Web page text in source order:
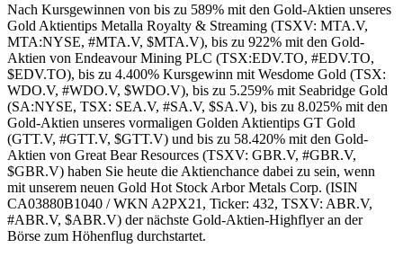
Nach Kursgewinnen von bis zu 589% mit den Gold-Aktien unseres
Gold Aktientips Metalla Royalty & Streaming (TSXV: MTA.V,
MTA:NYSE, #MTA.V, $MTA.V), bis zu 922% mit den Gold-
Aktien von Endeavour Mining PLC (TSX:EDV.TO, #EDV.TO,
$EDV.TO), bis zu 4.400% Kursgewinn mit Wesdome Gold (TSX:
WDO.V, #WDO.V, $WDO.V), bis zu 5.259% mit Seabridge Gold
(SA:NYSE, TSX: SEA.V, #SA.V, $SA.V), bis zu 8.025% mit den
Gold-Aktien unseres vormaligen Golden Aktientips GT Gold
(GTT.V, #GTT.V, $GTT.V) und bis zu 58.420% mit den Gold-
Aktien von Great Bear Resources (TSXV: GBR.V, #GBR.V,
$GBR.V) haben Sie heute die Aktienchance dabei zu sein, wenn
mit unserem neuen Gold Hot Stock Arbor Metals Corp. (ISIN
CA03880B1040 / WKN A2PX21, Ticker: 432, TSXV: ABR.V,
#ABR.V, $ABR.V) der nächste Gold-Aktien-Highflyer an der
Börse zum Höhenflug durchstartet.